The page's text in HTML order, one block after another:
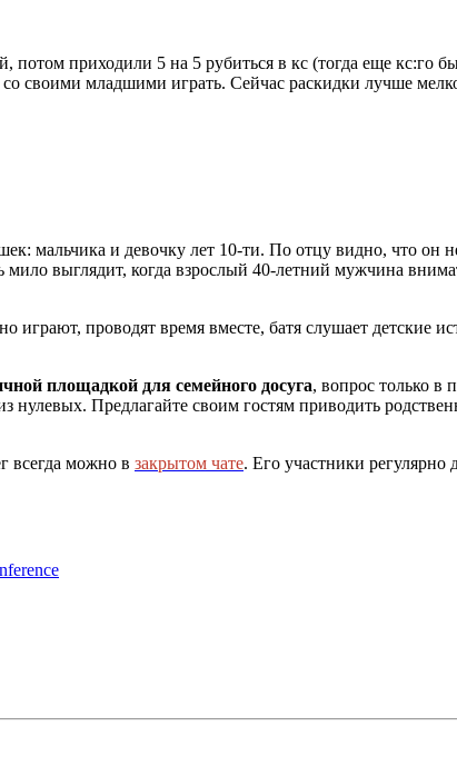
потом приходили 5 на 5 рубиться в кс (тогда еще
своими младшими играть. Сейчас раскидки лучше
мальчика и девочку лет 10-ти. По отцу видно, что он
мило выглядит, когда взрослый 40-летний мужчина
проводят время вместе, батя слушает детские
площадкой для семейного досуга, вопрос только в
нулевых. Предлагайте своим гостям приводить
всегда можно в закрытом чате. Его участники